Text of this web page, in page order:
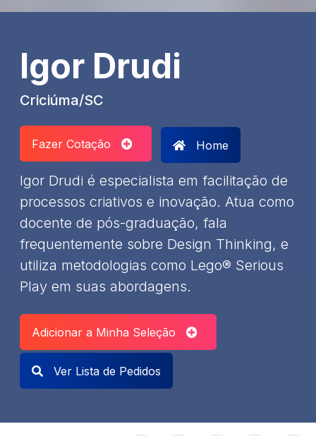
Igor Drudi
Criciúma/SC
Fazer Cotação Home
Igor Drudi é especialista em facilitação de
processos criativos e inovação. Atua como
docente de pós-graduação, fala
frequentemente sobre Design Thinking, e
utiliza metodologias como Lego® Serious
Play em suas abordagens.
Adicionar a Minha Seleção
Ver Lista de Pedidos